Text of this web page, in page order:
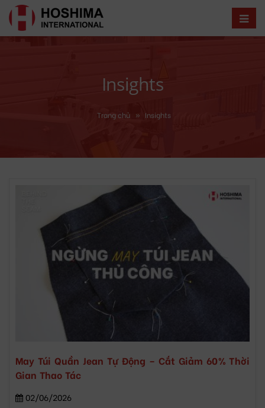
Insights
Trang chủ » Insights
May Túi Quần Jean Tự Động – Cắt Giảm 60% Thời
Gian Thao Tác
02/06/2026